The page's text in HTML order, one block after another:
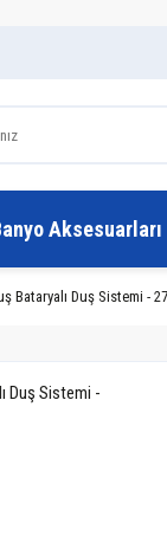
Aksesuarları
Duş Sistemi -